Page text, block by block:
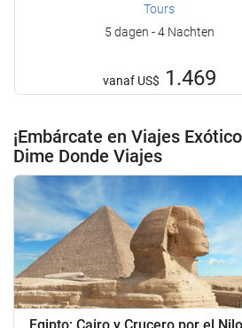
Tours
5 dagen - 4 Nachten
vanaf US$ 1.469
¡Embárcate en Viajes
Dime Donde Viajes